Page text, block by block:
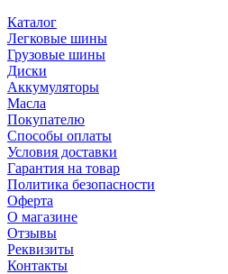
Каталог
Легковые шины
Грузовые шины
Диски
Аккумуляторы
Масла
Покупателю
Способы оплаты
Условия доставки
Гарантия на товар
Политика безопасности
Оферта
О магазине
Отзывы
Реквизиты
Контакты